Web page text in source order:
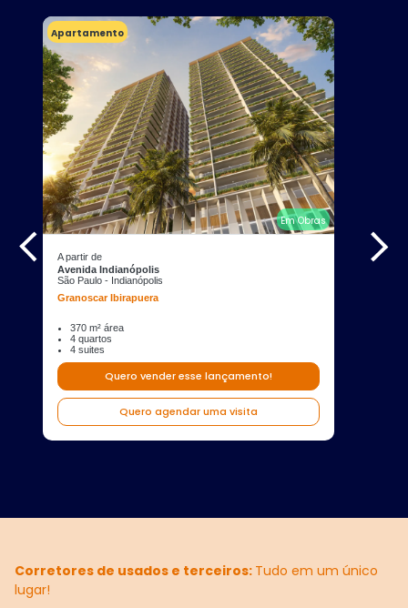
Apartamento
Em Obras
A partir de
Avenida Indianópolis
São Paulo - Indianópolis
Granoscar Ibirapuera
370 m² área
4 quartos
4 suites
Quero vender esse lançamento!
Quero agendar uma visita
Corretores de usados e terceiros: Tudo em um único
lugar!